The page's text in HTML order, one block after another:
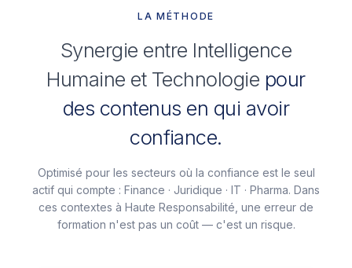
LA MÉTHODE
Synergie entre Intelligence
Humaine et Technologie pour
des contenus en qui avoir
confiance.
Optimisé pour les secteurs où la confiance est le seul
actif qui compte : Finance · Juridique · IT · Pharma. Dans
ces contextes à Haute Responsabilité, une erreur de
formation n'est pas un coût — c'est un risque.